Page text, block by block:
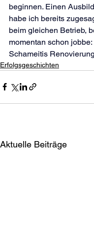
beginnen. Einen
habe ich bereits
beim gleichen Betrieb,
momentan schon
Schameitis
Erfolgsgeschichten
Aktuelle Beiträge